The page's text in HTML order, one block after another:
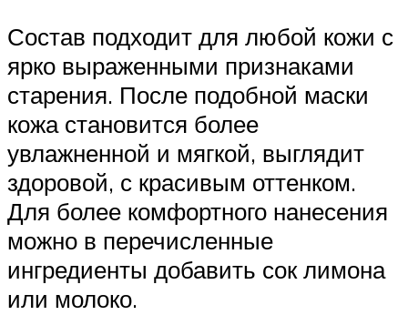
Состав подходит для любой кожи с
ярко выраженными признаками
старения. После подобной маски
кожа становится более
увлажненной и мягкой, выглядит
здоровой, с красивым оттенком.
Для более комфортного нанесения
можно в перечисленные
ингредиенты добавить сок лимона
или молоко.